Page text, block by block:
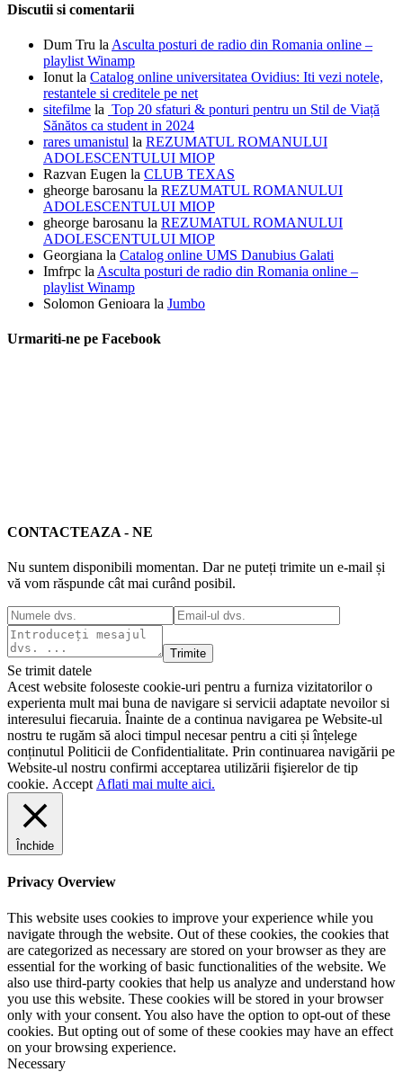
Discutii si comentarii
Dum Tru la Asculta posturi de radio din Romania online –
playlist Winamp
Ionut la Catalog online universitatea Ovidius: Iti vezi notele,
restantele si creditele pe net
sitefilme la Top 20 sfaturi & ponturi pentru un Stil de Viață
Sănătos ca student in 2024
rares umanistul la REZUMATUL ROMANULUI
ADOLESCENTULUI MIOP
Razvan Eugen la CLUB TEXAS
gheorge barosanu la REZUMATUL ROMANULUI
ADOLESCENTULUI MIOP
gheorge barosanu la REZUMATUL ROMANULUI
ADOLESCENTULUI MIOP
Georgiana la Catalog online UMS Danubius Galati
Imfrpc la Asculta posturi de radio din Romania online –
playlist Winamp
Solomon Genioara la Jumbo
Urmariti-ne pe Facebook
CONTACTEAZA - NE
Nu suntem disponibili momentan. Dar ne puteți trimite un e-mail și
vă vom răspunde cât mai curând posibil.
Trimite
Se trimit datele
Acest website foloseste cookie-uri pentru a furniza vizitatorilor o
experienta mult mai buna de navigare si servicii adaptate nevoilor si
interesului fiecaruia. Înainte de a continua navigarea pe Website-ul
nostru te rugăm să aloci timpul necesar pentru a citi și înțelege
conținutul Politicii de Confidentialitate. Prin continuarea navigării pe
Website-ul nostru confirmi acceptarea utilizării fişierelor de tip
cookie. Accept Aflati mai multe aici.
Închide
Privacy Overview
This website uses cookies to improve your experience while you
navigate through the website. Out of these cookies, the cookies that
are categorized as necessary are stored on your browser as they are
essential for the working of basic functionalities of the website. We
also use third-party cookies that help us analyze and understand how
you use this website. These cookies will be stored in your browser
only with your consent. You also have the option to opt-out of these
cookies. But opting out of some of these cookies may have an effect
on your browsing experience.
Necessary